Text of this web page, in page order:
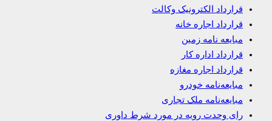
قرارداد الکترونیک وکالت
قرارداد اجاره خانه
مبایعه نامه زمین
قرارداد اداره کار
قرارداد اجاره مغازه
مبایعه‌نامه خودرو
مبایعه‌نامه ملک تجاری
رای وحدت رویه در مورد شرط داوری